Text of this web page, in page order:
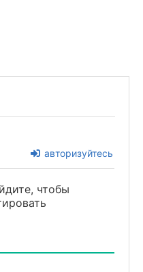
авторизуйтесь
чтобы